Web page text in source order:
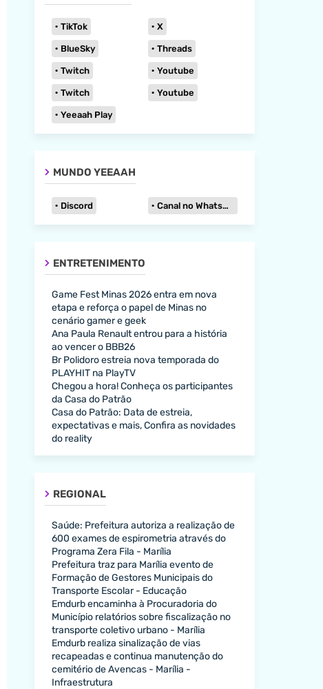
TikTok X
BlueSky Threads
Twitch Youtube
Twitch Youtube
Yeeaah Play
MUNDO YEEAAH
Discord Canal no WhatsApp
ENTRETENIMENTO
Game Fest Minas 2026 entra em nova
etapa e reforça o papel de Minas no
cenário gamer e geek
Ana Paula Renault entrou para a história
ao vencer o BBB26
Br Polidoro estreia nova temporada do
PLAYHIT na PlayTV
Chegou a hora! Conheça os participantes
da Casa do Patrão
Casa do Patrão: Data de estreia,
expectativas e mais, Confira as novidades
do reality
REGIONAL
Saúde: Prefeitura autoriza a realização de
600 exames de espirometria através do
Programa Zera Fila - Marília
Prefeitura traz para Marília evento de
Formação de Gestores Municipais do
Transporte Escolar - Educação
Emdurb encaminha à Procuradoria do
Município relatórios sobre fiscalização no
transporte coletivo urbano - Marília
Emdurb realiza sinalização de vias
recapeadas e continua manutenção do
cemitério de Avencas - Marília -
Infraestrutura